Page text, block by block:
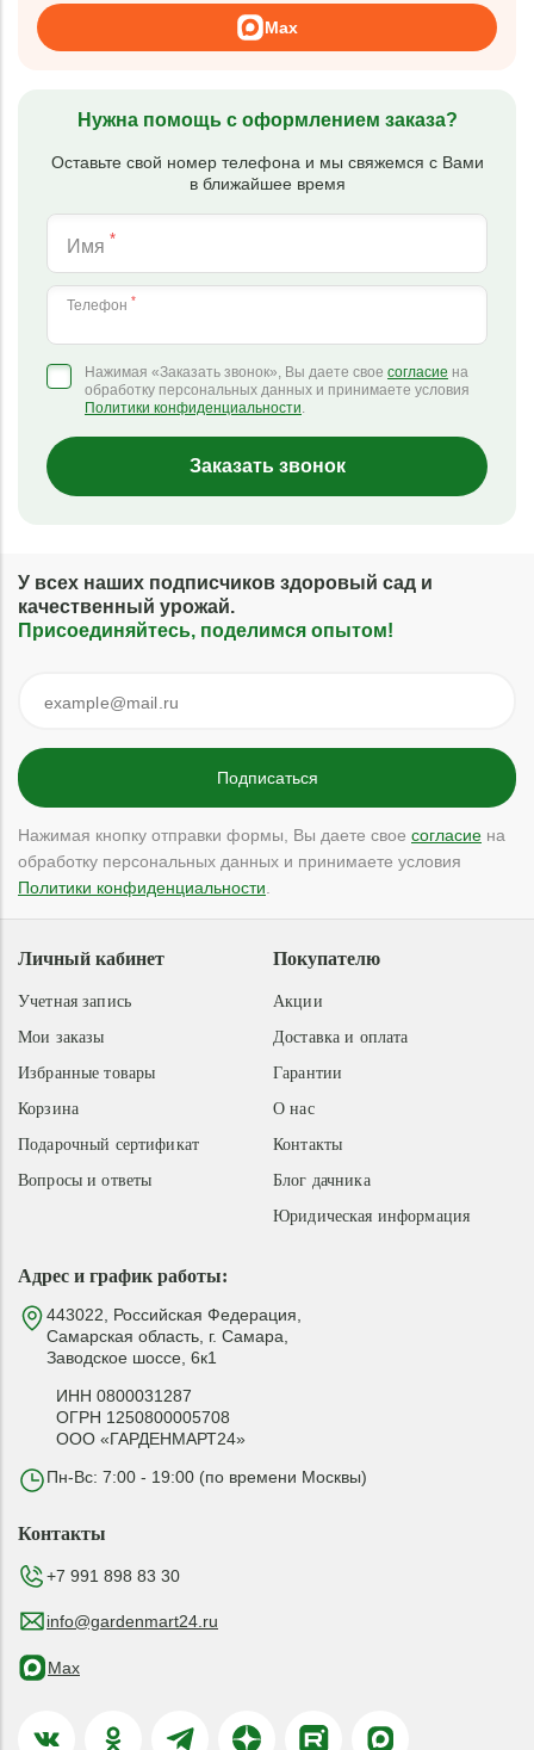
Max
Нужна помощь с оформлением заказа?
Оставьте свой номер телефона и мы свяжемся с Вами
в ближайшее время
Имя *
Телефон *
Нажимая «Заказать звонок», Вы даете свое согласие на
обработку персональных данных и принимаете условия
Политики конфиденциальности.
Заказать звонок
У всех наших подписчиков здоровый сад и
качественный урожай.
Присоединяйтесь, поделимся опытом!
Нажимая кнопку отправки формы, Вы даете свое согласие на
обработку персональных данных и принимаете условия
Политики конфиденциальности
Адрес и график работы:
443022, Российская Федерация,
Самарская область, г. Самара,
Заводское шоссе, 6к1
ИНН 0800031287
ОГРН 1250800005708
ООО «ГАРДЕНМАРТ24»
Пн-Вс: 7:00 - 19:00 (по времени Москвы)
Покупателю
Акции
Доставка и оплата
Гарантии
О нас
Контакты
Блог дачника
Юридическая информация
Личный кабинет
Учетная запись
Мои заказы
Избранные товары
Корзина
Подарочный сертификат
Вопросы и ответы
Контакты
+7 991 898 83 30
info@gardenmart24.ru
Max